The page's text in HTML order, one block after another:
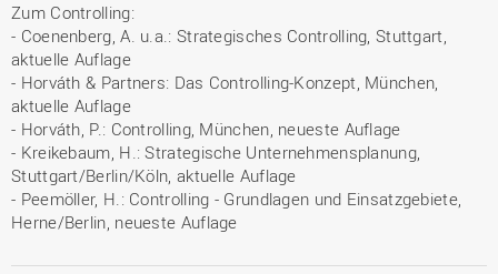
Zum Controlling:
- Coenenberg, A. u.a.: Strategisches Controlling, Stuttgart,
aktuelle Auflage
- Horváth & Partners: Das Controlling-Konzept, München,
aktuelle Auflage
- Horváth, P.: Controlling, München, neueste Auflage
- Kreikebaum, H.: Strategische Unternehmensplanung,
Stuttgart/Berlin/Köln, aktuelle Auflage
- Peemöller, H.: Controlling - Grundlagen und Einsatzgebiete,
Herne/Berlin, neueste Auflage